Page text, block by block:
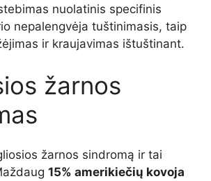
nuolatinis specifinis
nepalengvėja tuštinimasis, taip
ir kraujavimas ištuštinant.
žarnos
žarnos sindromą ir tai
15% amerikiečių kovoja